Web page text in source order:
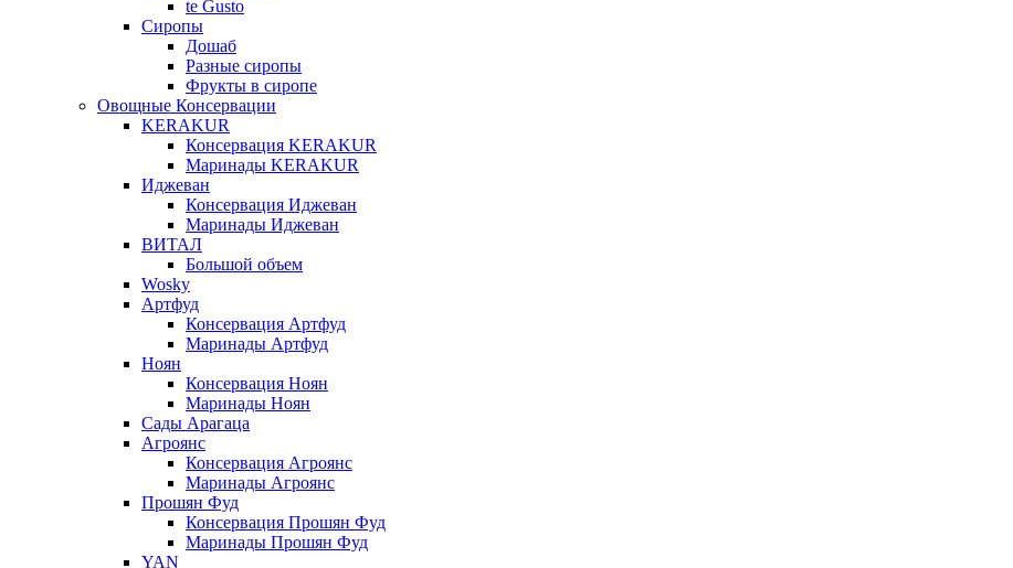
te Gusto
Сиропы
Дошаб
Разные сиропы
Фрукты в сиропе
Овощные Консервации
KERAKUR
Консервация KERAKUR
Маринады KERAKUR
Иджеван
Консервация Иджеван
Маринады Иджеван
ВИТАЛ
Большой объем
Wosky
Артфуд
Консервация Артфуд
Маринады Артфуд
Ноян
Консервация Ноян
Маринады Ноян
Сады Арагаца
Агроянс
Консервация Агроянс
Маринады Агроянс
Прошян Фуд
Консервация Прошян Фуд
Маринады Прошян Фуд
YAN